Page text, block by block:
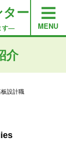
ター
す―
介
設計職